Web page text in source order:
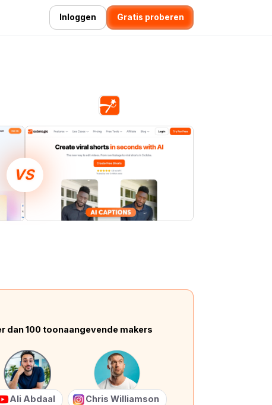
Inloggen Gratis proberen
VS
dan 100 toonaangevende makers
Ali Abdaal Chris Williamson